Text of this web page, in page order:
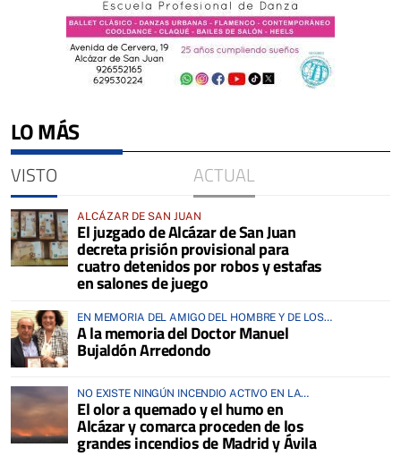
LO MÁS
VISTO ACTUAL
ALCÁZAR DE SAN JUAN
El juzgado de Alcázar de San Juan
decreta prisión provisional para
cuatro detenidos por robos y estafas
en salones de juego
EN MEMORIA DEL AMIGO DEL HOMBRE Y DE LOS
ANIMALES
A la memoria del Doctor Manuel
Bujaldón Arredondo
NO EXISTE NINGÚN INCENDIO ACTIVO EN LA
COMARCA
El olor a quemado y el humo en
Alcázar y comarca proceden de los
grandes incendios de Madrid y Ávila